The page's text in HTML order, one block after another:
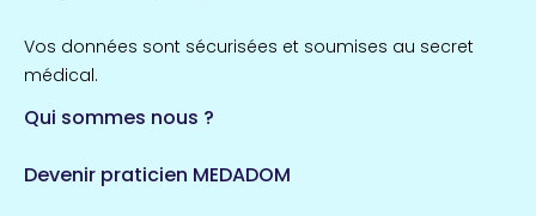
Vos données sont sécurisées et soumises au secret
médical.
Qui sommes nous ?
Devenir praticien MEDADOM